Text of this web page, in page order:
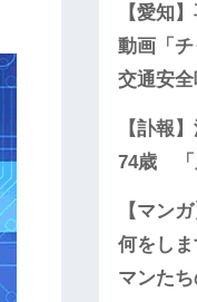
【愛知
動画「
交通安
【訃報
74歳 「
【マン
何をし
マンた